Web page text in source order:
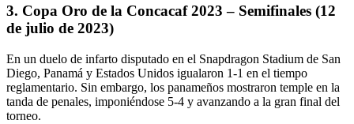
3. Copa Oro de la Concacaf 2023 – Semifinales (12
de julio de 2023)
En un duelo de infarto disputado en el Snapdragon Stadium de San
Diego, Panamá y Estados Unidos igualaron 1-1 en el tiempo
reglamentario. Sin embargo, los panameños mostraron temple en la
tanda de penales, imponiéndose 5-4 y avanzando a la gran final del
torneo.